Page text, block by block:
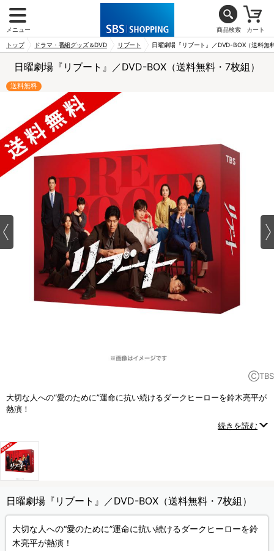
メニュー 商品検索 カート
トップ ドラマ・番組グッズ＆DVD リブート 日曜劇場『リブート』／DVD-BOX（送料無
日曜劇場『リブート』／DVD-BOX（送料無料・7枚組）
送料無料
ⒸTBS
大切な人への“愛のために”運命に抗い続けるダークヒーローを鈴木亮平が
熱演！
嘘と真実が入り乱れ、日曜劇場史上類を見ない怒涛のスピードで展開し
“エクストリームファミリーサスペンス”！
続きを読む
日曜劇場『リブート』／DVD-BOX（送料無料・7枚組）
大切な人への“愛のために”運命に抗い続けるダークヒーローを鈴
木亮平が熱演！